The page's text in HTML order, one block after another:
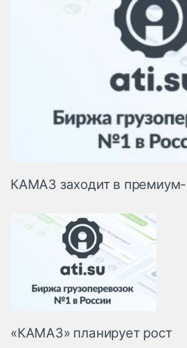
Топливо, масла
автохимия
КАМАЗ заходит в премиум-
«КАМАЗ» планирует рост